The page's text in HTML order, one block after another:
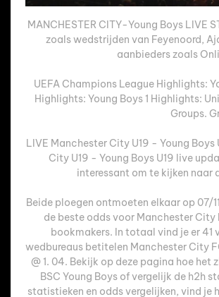
MANCHESTER CITY-Young Boys LIVE
zoals wedstrijden van Feyenoord,
aanbieders zoals
UEFA Champions League Highlights:
Highlights: Young Boys 1 Highlights:
Groups.
LIVE Manchester City U19 - Young
City U19 - Young Boys U19 live
interessant om te kijken naar
Beide ploegen ontmoeten elkaar op 07/
de beste odds voor Manchester
bookmakers. In totaal vind je er
wedbureaus betitelen Manchester City
@ 1. 04. Bekijk op deze pagina hoe
BSC Young Boys of vergelijk de h2h
statistieken en odds vergelijken, vind je